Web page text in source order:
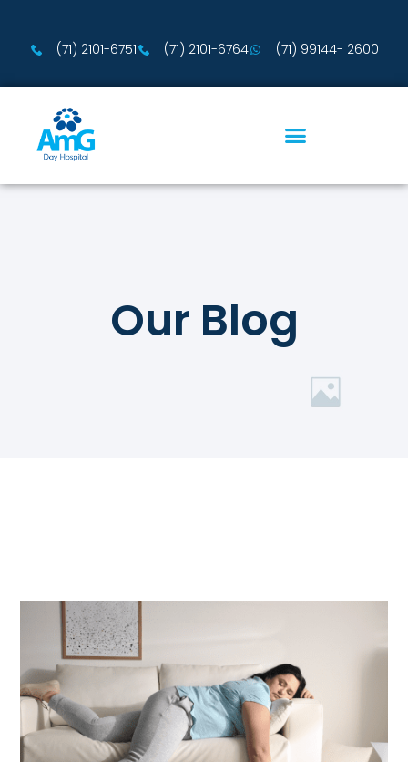
(71) 2101-6751 (71) 2101-6764 (71) 99144- 2600
Our Blog